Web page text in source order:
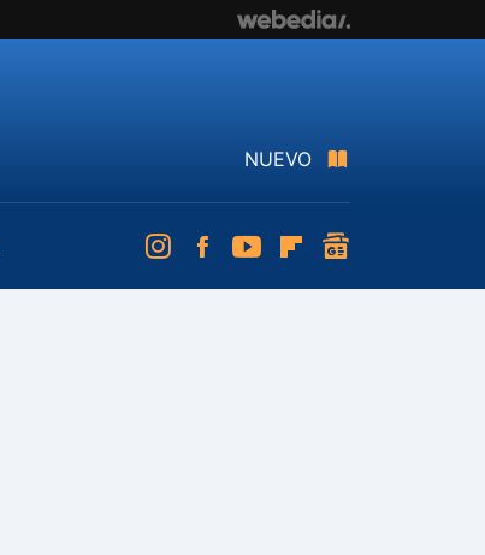
NUEVO
InstagramFacebookYoutubeFlipboard